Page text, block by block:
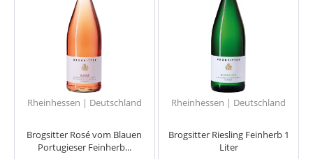
Rheinhessen | Deutschland
Brogsitter Rosé vom Blauen
Portugieser Feinherb...
Rheinhessen | Deutschland
Brogsitter Riesling Feinherb 1
Liter